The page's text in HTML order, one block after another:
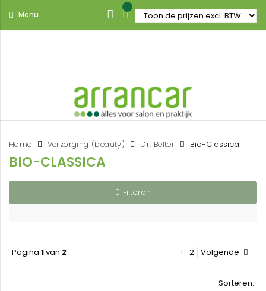
Menu
Home Verzorging (beauty) Dr. Belter Bio-Classica
BIO-CLASSICA
Filteren
Pagina 1van 2 1 2 Volgende
Sorteren: